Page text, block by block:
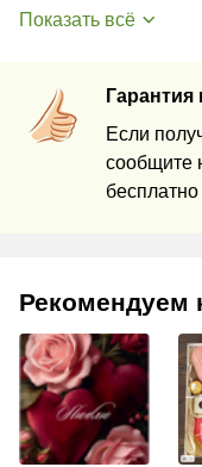
Гарантия
Если
сообщите
Показать всё
Рекомендуем